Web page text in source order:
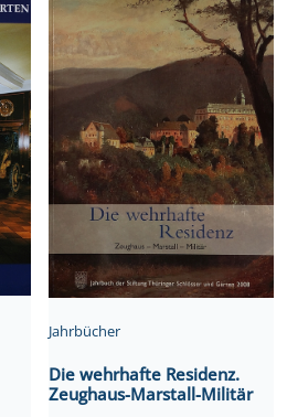
Jahrbücher
Die wehrhafte Residenz.
Zeughaus-Marstall-Militär